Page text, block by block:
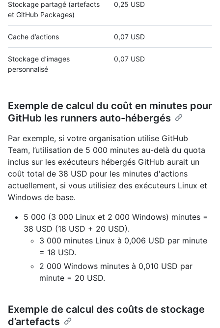
Stockage partagé (artefacts
et GitHub Packages)
0,25 USD
Cache d’actions 0,07 USD
Stockage d’images
personnalisé
0,07 USD
Exemple de calcul du coût en minutes pour
GitHub les runners auto-hébergés
Par exemple, si votre organisation utilise GitHub
Team, l’utilisation de 5 000 minutes au-delà du quota
inclus sur les exécuteurs hébergés GitHub aurait un
coût total de 38 USD pour les minutes d'actions
actuellement, si vous utilisiez des exécuteurs Linux et
Windows de base.
5 000 (3 000 Linux et 2 000 Windows) minutes =
38 USD (18 USD + 20 USD).
3 000 minutes Linux à 0,006 USD par minute
= 18 USD.
2 000 Windows minutes à 0,010 USD par
minute = 20 USD.
Exemple de calcul des coûts de stockage
d’artefacts